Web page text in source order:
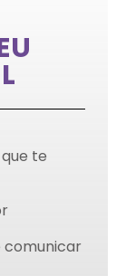
te
comunicar